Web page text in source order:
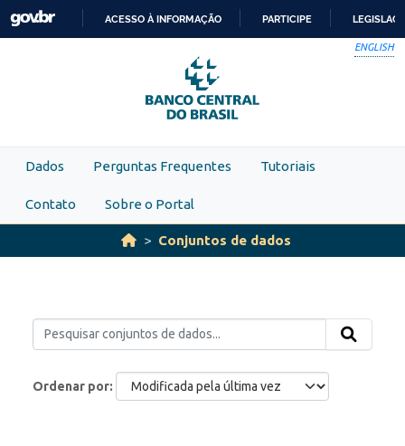
Skip to main content
PARA
O
CONTEÚDO
ACESSO À INFORMAÇÃO PARTICIPE
ENGLISH
Dados Perguntas Frequentes Tutoriais
Contato Sobre o Portal
Conjuntos de dados
Ordenar por